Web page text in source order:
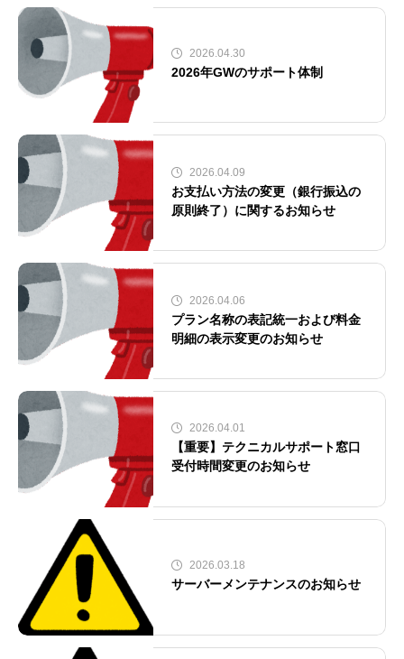
2026.04.30
2026年GWのサポート体制
2026.04.09
お支払い方法の変更（銀行振込の
原則終了）に関するお知らせ
2026.04.06
プラン名称の表記統一および料金
明細の表示変更のお知らせ
2026.04.01
【重要】テクニカルサポート窓口
受付時間変更のお知らせ
2026.03.18
サーバーメンテナンスのお知らせ